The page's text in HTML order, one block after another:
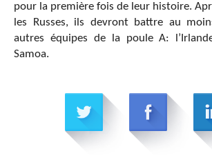
pour la première fois de leur histoire.
les Russes, ils devront battre au
autres équipes de la poule A:
Samoa.